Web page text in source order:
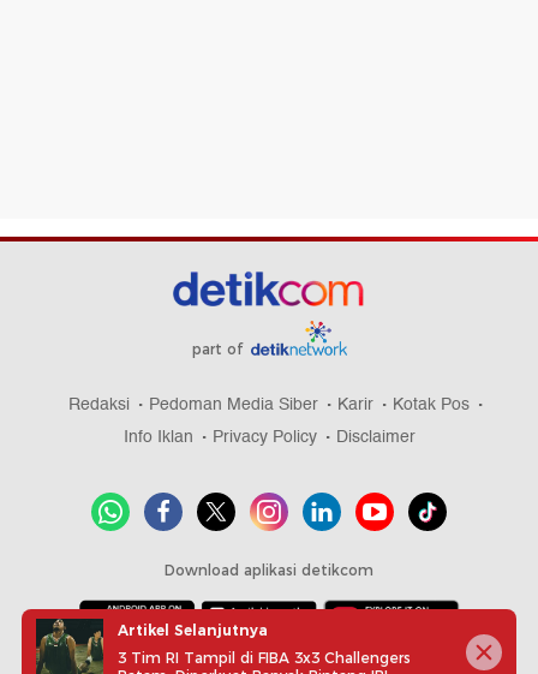
part of
Redaksi Pedoman Media Siber Karir
Kotak Pos
Info Iklan
Privacy Policy Disclaimer
Download aplikasi detikcom
Artikel Selanjutnya
3 Tim RI Tampil di FIBA 3x3 Challengers